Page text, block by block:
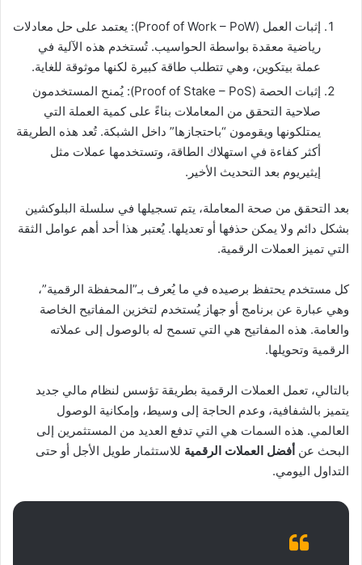
إثبات العمل (Proof of Work – PoW): يعتمد على حل معادلات
رياضية معقدة بواسطة الحواسيب. تُستخدم هذه الآلية في
عملة بيتكوين، وهي تتطلب طاقة كبيرة لكنها موثوقة للغاية.
إثبات الحصة (Proof of Stake – PoS): يُمنح المستخدمون
صلاحية التحقق من المعاملات بناءً على كمية العملة التي
يمتلكونها ويقومون “باحتجازها” داخل الشبكة. تُعد هذه الطريقة
أكثر كفاءة في استهلاك الطاقة، وتستخدمها عملات مثل
إيثيريوم بعد التحديث الأخير.
بعد التحقق من صحة المعاملة، يتم تسجيلها في سلسلة البلوكشين
بشكل دائم ولا يمكن حذفها أو تعديلها. يُعتبر هذا أحد أهم عوامل الثقة
التي تميز العملات الرقمية.
كل مستخدم يحتفظ برصيده في ما يُعرف بـ”المحفظة الرقمية”،
وهي عبارة عن برنامج أو جهاز يُستخدم لتخزين المفاتيح الخاصة
والعامة. هذه المفاتيح هي التي تسمح له بالوصول إلى عملاته
الرقمية وتحويلها.
بالتالي، تعمل العملات الرقمية بطريقة تؤسس لنظام مالي جديد
يتميز بالشفافية، وعدم الحاجة إلى وسيط، وإمكانية الوصول
العالمي. هذه السمات هي التي تدفع العديد من المستثمرين إلى
البحث عن أفضل العملات الرقمية للاستثمار طويل الأجل أو حتى
التداول اليومي.